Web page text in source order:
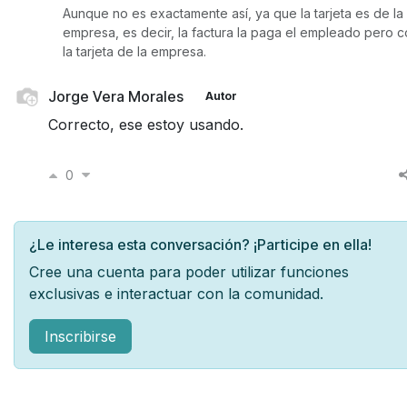
Aunque no es exactamente así, ya que la tarjeta es de la
empresa, es decir, la factura la paga el empleado pero
la tarjeta de la empresa.
Jorge Vera Morales Autor
Correcto, ese estoy usando.
0
¿Le interesa esta conversación? ¡Participe en ella!
Cree una cuenta para poder utilizar funciones
exclusivas e interactuar con la comunidad.
Inscribirse